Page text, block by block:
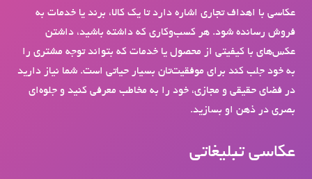
عکاسی با اهداف تجاری اشاره دارد تا یک کالا، برند یا خدمات به
فروش رسانده شود. هر کسب‌وکاری که داشته باشید، داشتن
عکس‌های با کیفیتی از محصول یا خدمات که بتواند توجه مشتری را
به خود جلب کند برای موفقیت‌تان بسیار حیاتی است. شما نیاز دارید
در فضای حقیقی و مجازی، خود را به مخاطب معرفی کنید و جلوه‌ای
بصری در ذهن او بسازید.
عکاسی تبلیغاتی